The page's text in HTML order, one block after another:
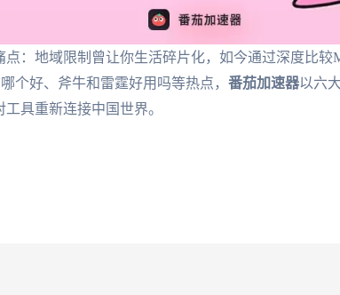
：地域限制曾让你生活碎片化，如今通过深度比较
个好、斧牛和雷霆好用吗等热点， 番茄加速器以六
具重新连接中国世界。